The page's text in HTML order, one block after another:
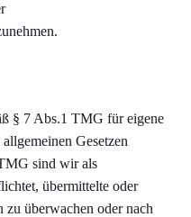
§ 7 Abs.1 TMG für eigene
Gesetzen
sind wir als
übermittelte oder
zu überwachen oder nach